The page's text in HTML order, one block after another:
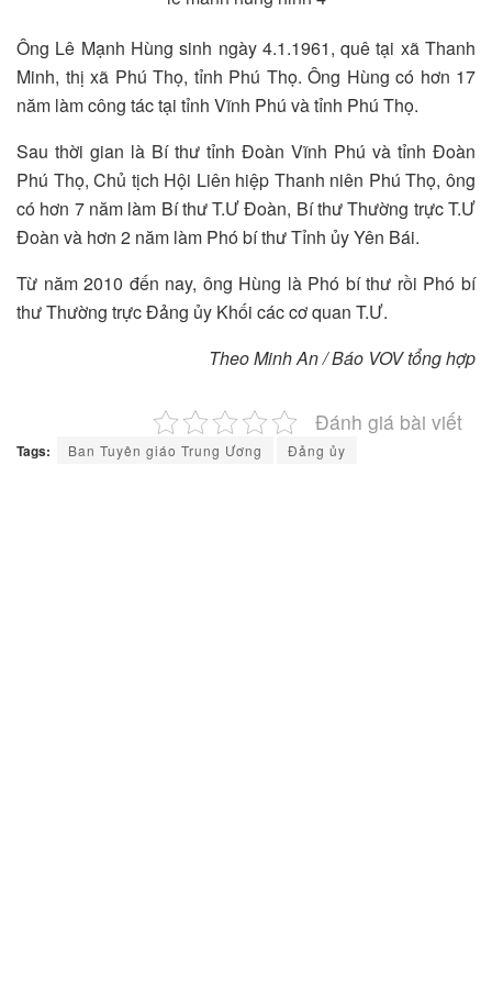
Ông Lê Mạnh Hùng sinh ngày 4.1.1961, quê tại xã Thanh
Minh, thị xã Phú Thọ, tỉnh Phú Thọ. Ông Hùng có hơn 17
năm làm công tác tại tỉnh Vĩnh Phú và tỉnh Phú Thọ.
Sau thời gian là Bí thư tỉnh Đoàn Vĩnh Phú và tỉnh Đoàn
Phú Thọ, Chủ tịch Hội Liên hiệp Thanh niên Phú Thọ, ông
có hơn 7 năm làm Bí thư T.Ư Đoàn, Bí thư Thường trực T.Ư
Đoàn và hơn 2 năm làm Phó bí thư Tỉnh ủy Yên Bái.
Từ năm 2010 đến nay, ông Hùng là Phó bí thư rồi Phó bí
thư Thường trực Đảng ủy Khối các cơ quan T.Ư.
Theo Minh An / Báo VOV tổng hợp
Đánh giá bài viết
Tags: Ban Tuyên giáo Trung Ương Đảng ủy